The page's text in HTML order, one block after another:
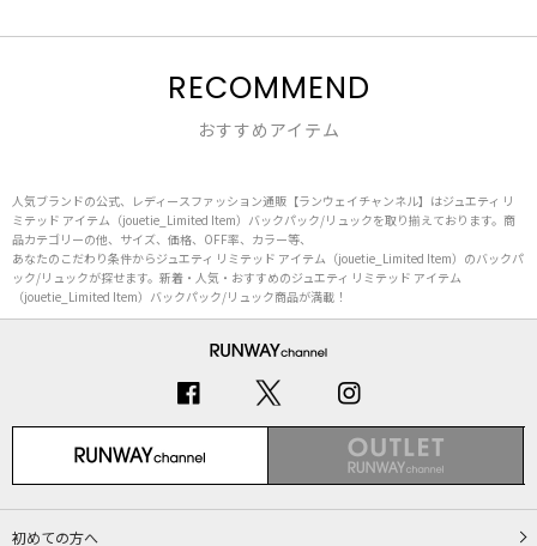
RECOMMEND
おすすめアイテム
人気ブランドの公式、レディースファッション通販【ランウェイチャンネル】はジュエティ リ
ミテッド アイテム（jouetie_Limited Item）バックパック/リュックを取り揃えております。商
品カテゴリーの他、サイズ、価格、OFF率、カラー等、
あなたのこだわり条件からジュエティ リミテッド アイテム（jouetie_Limited Item）のバックパ
ック/リュックが探せます。新着・人気・おすすめのジュエティ リミテッド アイテム
（jouetie_Limited Item）バックパック/リュック商品が満載！
初めての方へ